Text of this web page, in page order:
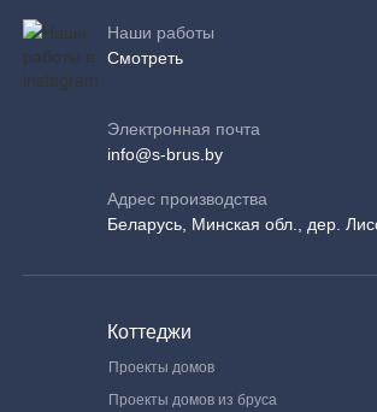
Наши работы
Смотреть
Электронная почта
info@s-brus.by
Адрес производства
Беларусь, Минская обл., дер.
Коттеджи
Проекты домов
Проекты домов из бруса